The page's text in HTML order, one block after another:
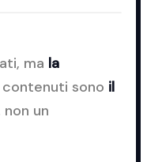
ma la
contenuti sono il
non un